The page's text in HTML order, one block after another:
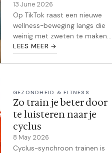
13 June 2026
Op TikTok raast een nieuwe
wellness-beweging langs die
weinig met zweten te maken
heeft. Chinese gewoontes
dadels in je thee beloven rust,
zonder
sportschoolabonnement.
LEES MEER →
GEZONDHEID & FITNESS
Zo train je beter door
te luisteren naar je
cyclus
8 May 2026
Cyclus-synchroon trainen is